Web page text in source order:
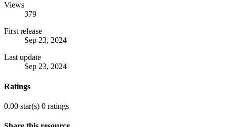
Views
379
First release
Sep 23, 2024
Last update
Sep 23, 2024
Ratings
0.00 star(s) 0 ratings